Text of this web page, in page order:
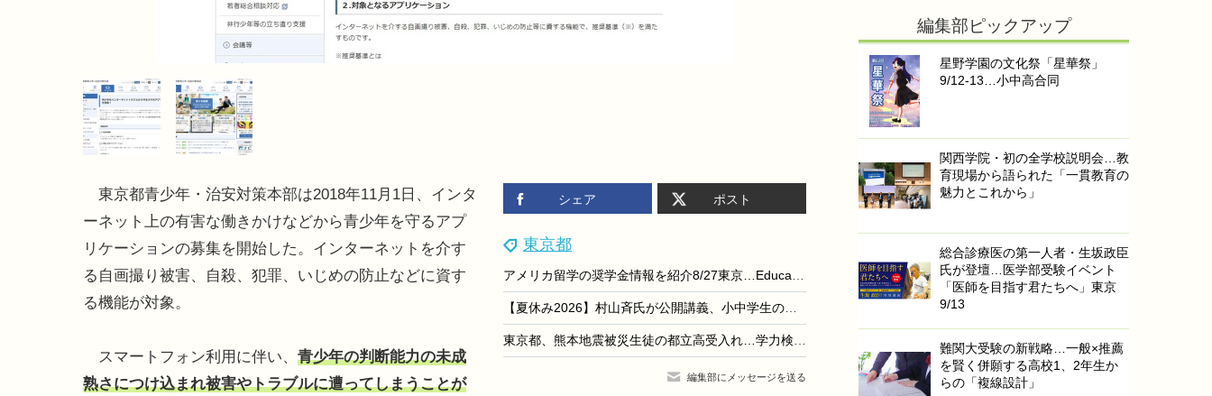
シェア ポスト
東京都
アメリカ留学の奨学金情報を紹介8/27東京…EducationUSA
【夏休み2026】村山斉氏が公開講義、小中学生のための大学講義スクール9月開校
東京都、熊本地震被災生徒の都立高受入れ…学力検査なし・授業料免除
編集部にメッセージを送る
東京都青少年・治安対策本部は2018年11月1日、インタ
ーネット上の有害な働きかけなどから青少年を守るアプ
リケーションの募集を開始した。インターネットを介す
る自画撮り被害、自殺、犯罪、いじめの防止などに資す
る機能が対象。
スマートフォン利用に伴い、 青少年の判断能力の未成
熟さにつけ込まれ被害やトラブルに遭ってしまうことが
編集部ピックアップ
星野学園の文化祭「星華祭」
9/12-13…小中高合同
関西学院・初の全学校説明会…教
育現場から語られた「一貫教育の
魅力とこれから」
総合診療医の第一人者・生坂政臣
氏が登壇…医学部受験イベント
「医師を目指す君たちへ」東京
9/13
難関大受験の新戦略…一般×推薦
を賢く併願する高校1、2年生か
らの「複線設計」